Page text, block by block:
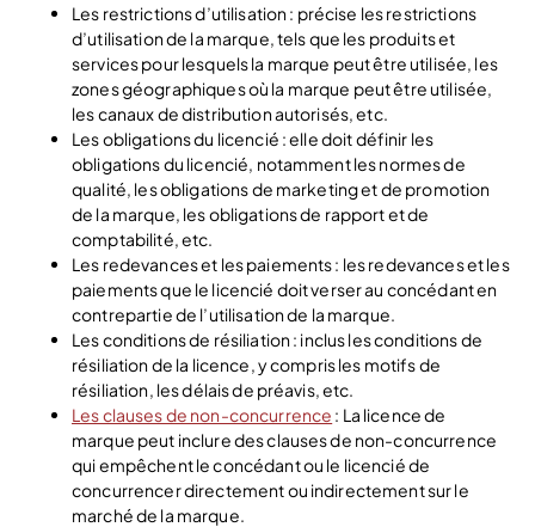
Les restrictions d’utilisation : précise les restrictions
d’utilisation de la marque, tels que les produits et
services pour lesquels la marque peut être utilisée, les
zones géographiques où la marque peut être utilisée,
les canaux de distribution autorisés, etc.
Les obligations du licencié : elle doit définir les
obligations du licencié, notamment les normes de
qualité, les obligations de marketing et de promotion
de la marque, les obligations de rapport et de
comptabilité, etc.
Les redevances et les paiements : les redevances et les
paiements que le licencié doit verser au concédant en
contrepartie de l’utilisation de la marque.
Les conditions de résiliation : inclus les conditions de
résiliation de la licence, y compris les motifs de
résiliation, les délais de préavis, etc.
Les clauses de non-concurrence : La licence de
marque peut inclure des clauses de non-concurrence
qui empêchent le concédant ou le licencié de
concurrencer directement ou indirectement sur le
marché de la marque.